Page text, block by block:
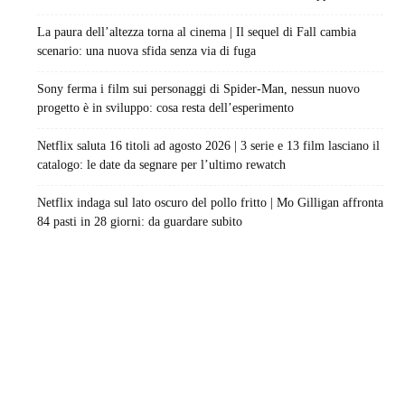
La paura dell’altezza torna al cinema | Il sequel di Fall cambia
scenario: una nuova sfida senza via di fuga
Sony ferma i film sui personaggi di Spider-Man, nessun nuovo
progetto è in sviluppo: cosa resta dell’esperimento
Netflix saluta 16 titoli ad agosto 2026 | 3 serie e 13 film lasciano il
catalogo: le date da segnare per l’ultimo rewatch
Netflix indaga sul lato oscuro del pollo fritto | Mo Gilligan affronta
84 pasti in 28 giorni: da guardare subito